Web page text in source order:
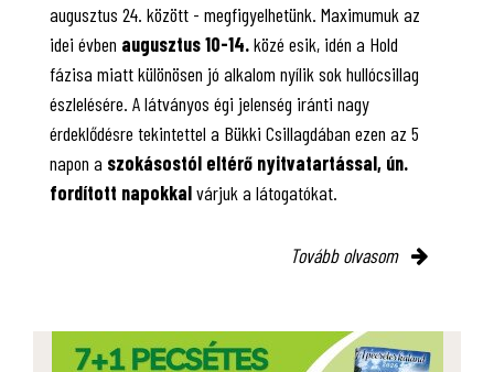
augusztus 24. között - megfigyelhetünk. Maximumuk az
idei évben augusztus 10-14.közé esik, idén a Hold
fázisa miatt különösen jó alkalom nyílik sok hullócsillag
észlelésére. A látványos égi jelenség iránti nagy
érdeklődésre tekintettel a Bükki Csillagdában ezen az 5
napon a szokásostól eltérő nyitvatartással, ún.
fordított napokkalvárjuk a látogatókat.
Tovább olvasom